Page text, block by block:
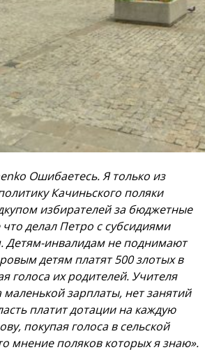
Ошибаетесь. Я только из
Качиньского поляки
избирателей за бюджетные
делал Петро с субсидиями
Детям-инвалидам не поднимают
детям платят 500 злотых в
голоса их родителей. Учителя
маленькой зарплаты, нет занятий
платит дотации на каждую
покупая голоса в сельской
мнение поляков которых я знаю».